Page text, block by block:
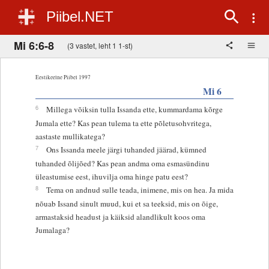
Piibel.NET
Mi 6:6-8 (3 vastet, leht 1 1-st)
Eestikeelne Piibel 1997
Mi 6
6
Millega võiksin tulla Issanda ette, kummardama kõrge
Jumala ette? Kas pean tulema ta ette põletusohvritega,
aastaste mullikatega?
7
Ons Issanda meele järgi tuhanded jäärad, kümned
tuhanded õlijõed? Kas pean andma oma esmasündinu
üleastumise eest, ihuvilja oma hinge patu eest?
8
Tema on andnud sulle teada, inimene, mis on hea. Ja mida
nõuab Issand sinult muud, kui et sa teeksid, mis on õige,
armastaksid headust ja käiksid alandlikult koos oma
Jumalaga?